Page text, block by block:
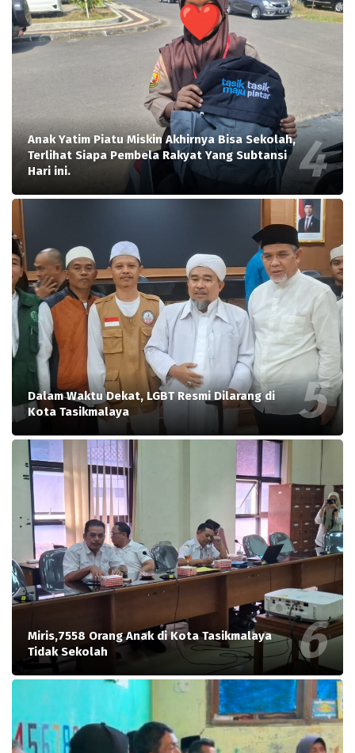
Anak Yatim Piatu Miskin Akhirnya Bisa Sekolah,
Terlihat Siapa Pembela Rakyat Yang Subtansi
Hari ini.
Dalam Waktu Dekat, LGBT Resmi Dilarang di
Kota Tasikmalaya
Miris,7558 Orang Anak di Kota Tasikmalaya
Tidak Sekolah